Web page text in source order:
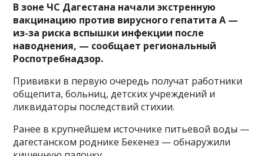
В зоне ЧС Дагестана начали экстренную
вакцинацию против вирусного гепатита А —
из-за риска вспышки инфекции после
наводнения, — сообщает региональный
Роспотребнадзор.
Прививки в первую очередь получат работники
общепита, больниц, детских учреждений и
ликвидаторы последствий стихии.
Ранее в крупнейшем источнике питьевой воды —
дагестанском роднике Бекенез — обнаружили